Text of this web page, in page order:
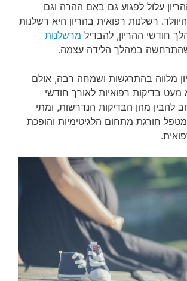
עלול לפגוע גם באם ההרה וגם
רשלנות רפואית בהריון היא רשלנות
חודשי ההריון, להבדיל מרשלנות
במהלך הלידה עצמה.
מלווה בהתרגשות ושמחה רבה, אולם
בדיקות רפואיות לאורך חודשי
להבין מהן הבדיקות הנדרשות, ומתי
חורגת מתחום הלגיטימיות והופכת